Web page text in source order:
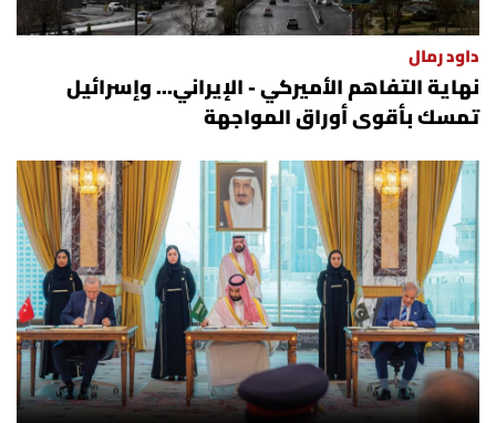
داود رمال
نهاية التفاهم الأميركي - الإيراني... وإسرائيل
تمسك بأقوى أوراق المواجهة